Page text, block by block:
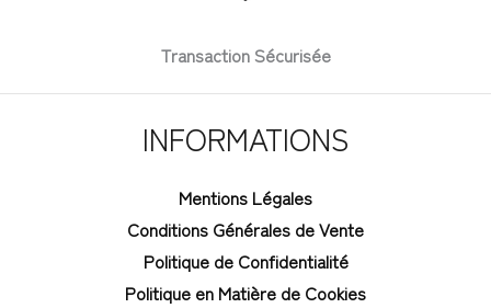
Transaction Sécurisée
INFORMATIONS
Mentions Légales
Conditions Générales de Vente
Politique de Confidentialité
Politique en Matière de Cookies